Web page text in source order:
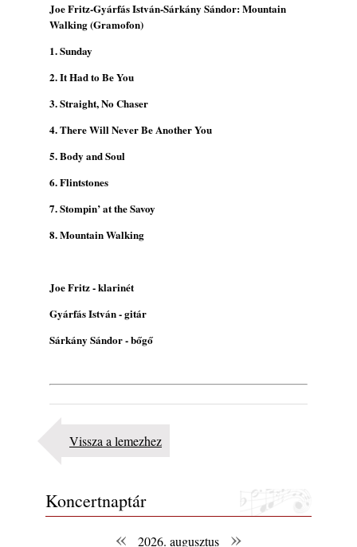
Joe Fritz-Gyárfás István-Sárkány Sándor: Mountain
Walking (Gramofon)
1. Sunday
2. It Had to Be You
3. Straight, No Chaser
4. There Will Never Be Another You
5. Body and Soul
6. Flintstones
7. Stompin’ at the Savoy
8. Mountain Walking
Joe Fritz - klarinét
Gyárfás István - gitár
Sárkány Sándor - bőgő
Vissza a lemezhez
Koncertnaptár
« 2026. augusztus »